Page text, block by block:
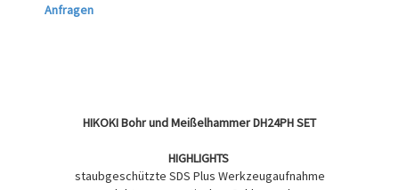
Anfragen
HIKOKI Bohr und Meißelhammer DH24PH SET
HIGHLIGHTS
staubgeschützte SDS Plus Werkzeugaufnahme